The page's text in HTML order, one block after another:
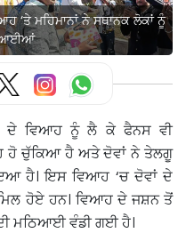
‘ਤੇ ਮਹਿਮਾਨਾਂ ਨੇ ਸਥਾਨਕ ਲੋਕਾਂ ਨੂੰ
ਦੇ ਵਿਆਹ ਨੂੰ ਲੈ ਕੇ ਫੈਨਸ ਵੀ
ਹੋ ਚੁੱਕਿਆ ਹੈ ਅਤੇ ਦੋਵਾਂ ਨੇ ਤੇਲਗੂ
ਹੈ। ਇਸ ਵਿਆਹ ‘ਚ ਦੋਵਾਂ ਦੇ
ਹੋਏ ਹਨ। ਵਿਆਹ ਦੇ ਜਸ਼ਨ ਤੋਂ
ਮਠਿਆਈ ਵੰਡੀ ਗਈ ਹੈ।